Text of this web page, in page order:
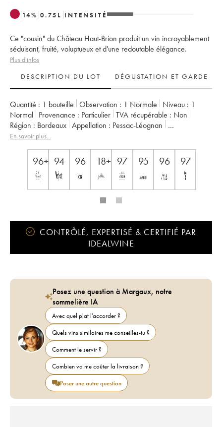
14% 0.75 L INTENSITÉ
Ce "cousin" du Château Haut-Brion produit un vin incroyablement
séduisant, fruité, voluptueux et d'une redoutable élégance.
Plus d'infos
DESCRIPTION DU LOT
DÉGUSTATION ET GARDE
Quantité : 1 bouteille Observation : 1 Normale Niveau : 1
Normal
Provenance : particulier TVA récupérable :
non
Région :
Bordeaux Appellation : Pessac-Léognan
Classement :
En savoir plus...
96+ 94 96 18+ 97 95 96 97
CONTRÔLÉ, EXPERTISÉ & CERTIFIÉ PAR
IDEALWINE
Posez une question à Margaux, notre
sommelière IA
Avec quel plat l'accorder ?
Quels vins similaires me conseilles-tu ?
Comment le servir ?
Combien va me coûter la livraison ?
Poser une autre question